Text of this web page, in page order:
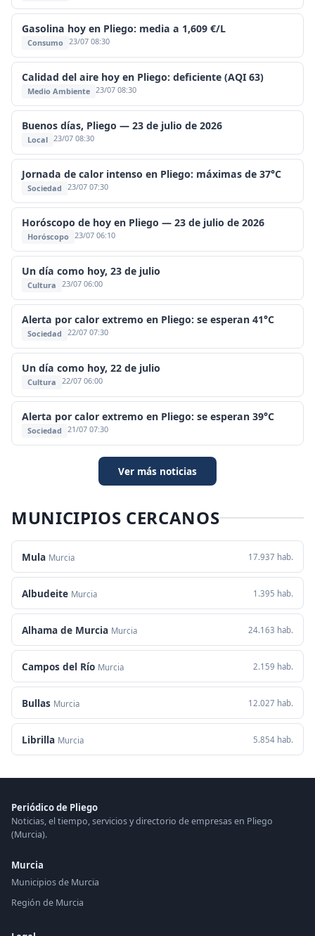
Gasolina hoy en Pliego: media a 1,609 €/L
Consumo 23/07 08:30
Calidad del aire hoy en Pliego: deficiente (AQI 63)
Medio Ambiente 23/07 08:30
Buenos días, Pliego — 23 de julio de 2026
Local 23/07 08:30
Jornada de calor intenso en Pliego: máximas de 37°C
Sociedad 23/07 07:30
Horóscopo de hoy en Pliego — 23 de julio de 2026
Horóscopo 23/07 06:10
Un día como hoy, 23 de julio
Cultura 23/07 06:00
Alerta por calor extremo en Pliego: se esperan 41°C
Sociedad 22/07 07:30
Un día como hoy, 22 de julio
Cultura 22/07 06:00
Alerta por calor extremo en Pliego: se esperan 39°C
Sociedad 21/07 07:30
Ver más noticias
MUNICIPIOS CERCANOS
Mula Murcia 17.937 hab.
Albudeite Murcia 1.395 hab.
Alhama de Murcia Murcia 24.163 hab.
Campos del Río Murcia 2.159 hab.
Bullas Murcia 12.027 hab.
Librilla Murcia 5.854 hab.
Periódico de Pliego
Noticias, el tiempo, servicios y directorio de empresas en Pliego
(Murcia).
Murcia
Municipios de Murcia
Región de Murcia